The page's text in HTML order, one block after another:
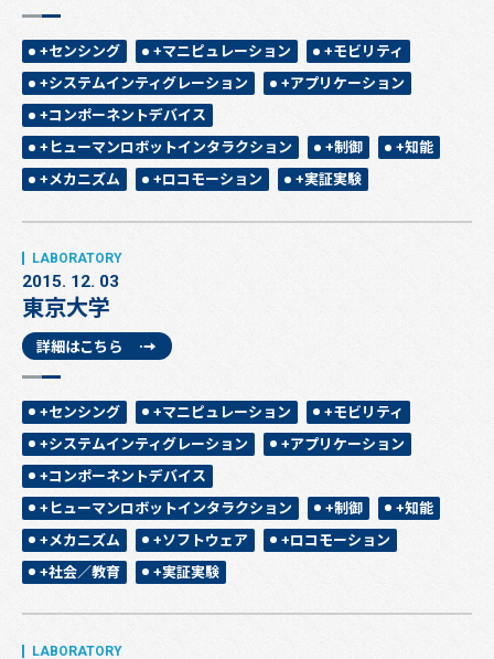
+センシング +マニピュレーション +モビリティ
+システムインティグレーション +アプリケーション
+コンポーネントデバイス
+ヒューマンロボットインタラクション +制御 +知能
+メカニズム +ロコモーション +実証実験
2015. 12. 03
東京大学
詳細はこちら
+センシング +マニピュレーション +モビリティ
+システムインティグレーション +アプリケーション
+コンポーネントデバイス
+ヒューマンロボットインタラクション +制御 +知能
+メカニズム +ソフトウェア +ロコモーション
+社会／教育 +実証実験